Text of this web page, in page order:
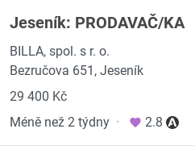
Jeseník: PRODAVAČ/KA
BILLA, spol. s r. o.
Bezručova 651, Jeseník
29 400 Kč
Méně než 2 týdny · 2.8